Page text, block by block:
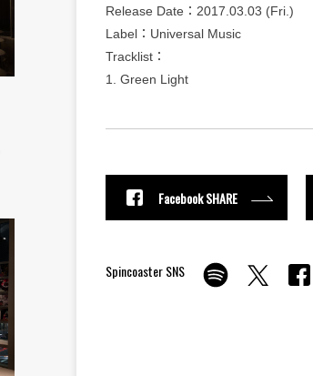
Release Date：2017.03.03 (Fri.)
Label：Universal Music
Tracklist：
1. Green Light
Facebook SHARE
Spincoaster SNS